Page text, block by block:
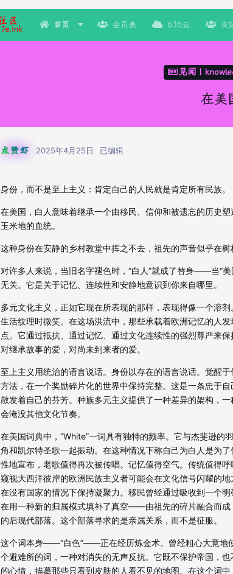
首页 会员表 636云 友
见闻 |
在美
点赞虾 2025年4月25日 已编辑
身份，而不是至上主义：肯定自己的人民就是肯定所有民族。
在美国，白人意味着继承一个由移民、信仰和被遗忘的历史
玉米地的血统。
这种身份在安静的乡村教堂中挥之不去，祖先的声音似乎在树
对许多人来说，当旧名字褪色时，“白人”就成了替身——当“
无关。它是关于记忆、连续性和安静地意识到你来自哪里。
多元文化主义，正如它现在所表现的那样，表现得像一个溶
生活纹理时微笑。在这场洪流中，那些承载着欧洲记忆的人
点。它通过抵抗、通过记忆、通过文化连续性的强烈尊严来
对继承故事的爱，对尚未到来者的爱。
至上主义用统治的语言说话。身份以存在的语言说话。觉醒
方法，在一个奖励碎片化的世界中保持完整。这是一条忠于
散发着自己的芬芳。种族多元主义提供了一种差异的架构，
会淹没其他文化节奏。
在美国词典中，“White”一词具有独特的频率。它与杰斐逊
角和凯尔特圣歌一起振动。在这种情况下称自己为白人是为
性地宣布，老歌值得再次被传唱。记忆值得空气。传统值得
窥视大西洋彼岸的欧洲民族主义者可能会在文化信号闪耀的
在没有国家的情况下保持凝聚力。移民曾经通过吸收到一个
在用一种新的归属模式填补了真空——由祖先的碎片融合而
的后现代部落。这个部落寻求的是亲属关系，而不是征服。
这个词本身——“白色”——正在经历炼金术。曾经粗心大意地
个避难所的词，一种对消失的无声反抗。它既不保护帝国，
的心情，描摹那些只看到皮肤的人看不见的地图。在这个词